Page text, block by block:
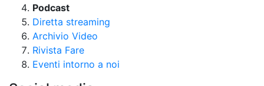
Podcast
Diretta streaming
Archivio Video
Rivista Fare
Eventi intorno a noi